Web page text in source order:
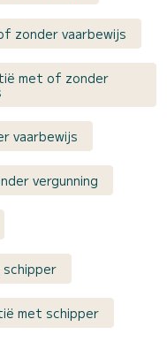
zonder vaarbewijs
met of zonder
vaarbewijs
vergunning
met schipper